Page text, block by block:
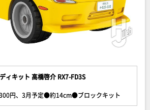
ィキット 高橋啓介 RX7-FD3S
円、3月予定●約14cm●ブロックキット